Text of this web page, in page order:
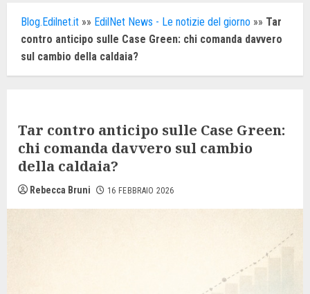
Blog.Edilnet.it »» EdilNet News - Le notizie del giorno »» Tar
contro anticipo sulle Case Green: chi comanda davvero
sul cambio della caldaia?
Tar contro anticipo sulle Case Green:
chi comanda davvero sul cambio
della caldaia?
Rebecca Bruni 16 FEBBRAIO 2026